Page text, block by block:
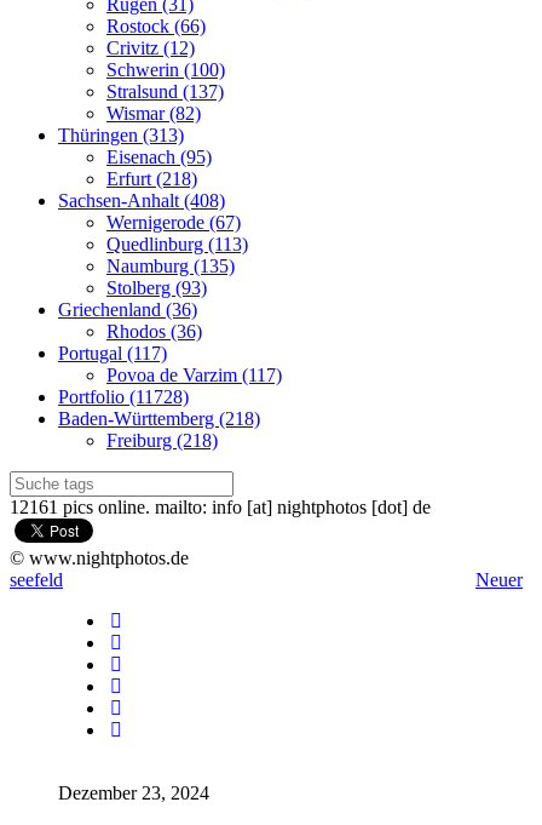
Rostock (66)
Crivitz (12)
Schwerin (100)
Stralsund (137)
Wismar (82)
Thüringen (313)
Eisenach (95)
Erfurt (218)
Sachsen-Anhalt (408)
Wernigerode (67)
Quedlinburg (113)
Naumburg (135)
Stolberg (93)
Griechenland (36)
Rhodos (36)
Portugal (117)
Povoa de Varzim (117)
Portfolio (11728)
Baden-Württemberg (218)
Freiburg (218)
12161 pics online. mailto: info [at] nightphotos [dot] de
© www.nightphotos.de
Neuer
seefeld
Dezember 23, 2024